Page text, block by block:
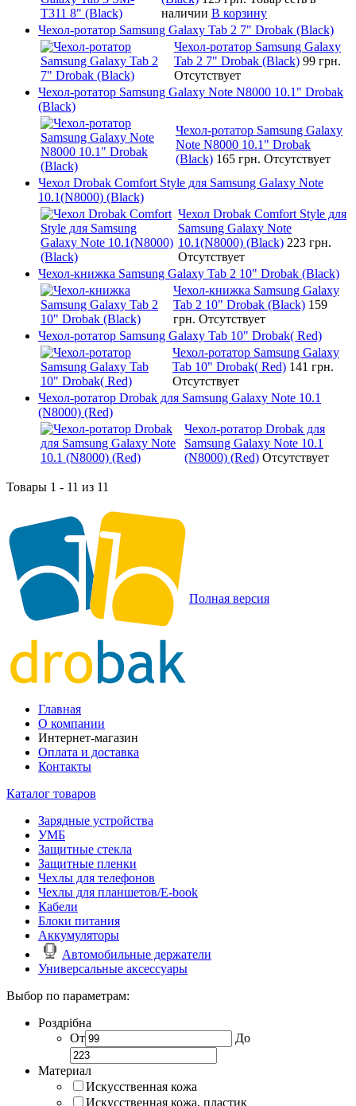
наличии В корзину
Чехол-ротатор Samsung Galaxy Tab 2 7" Drobak (Black)
Чехол-ротатор Samsung Galaxy
Tab 2 7" Drobak (Black) 99 грн.
Отсутствует
Чехол-ротатор Samsung Galaxy Note N8000 10.1" Drobak
(Black)
Чехол-ротатор Samsung Galaxy
Note N8000 10.1" Drobak
(Black) 165 грн. Отсутствует
Чехол Drobak Comfort Style для Samsung Galaxy Note
10.1(N8000) (Black)
Чехол Drobak Comfort Style для
Samsung Galaxy Note
10.1(N8000) (Black) 223 грн.
Отсутствует
Чехол-книжка Samsung Galaxy Tab 2 10" Drobak (Black)
Чехол-книжка Samsung Galaxy
Tab 2 10" Drobak (Black) 159
грн. Отсутствует
Чехол-ротатор Samsung Galaxy Tab 10" Drobak( Red)
Чехол-ротатор Samsung Galaxy
Tab 10" Drobak( Red) 141 грн.
Отсутствует
Чехол-ротатор Drobak для Samsung Galaxy Note 10.1
(N8000) (Red)
Чехол-ротатор Drobak для
Samsung Galaxy Note 10.1
(N8000) (Red) Отсутствует
Товары 1 - 11 из 11
Полная версия
Главная
О компании
Интернет-магазин
Оплата и доставка
Контакты
Каталог товаров
Зарядные устройства
УМБ
Защитные стекла
Защитные пленки
Чехлы для телефонов
Чехлы для планшетов/E-book
Кабели
Блоки питания
Аккумуляторы
Автомобильные держатели
Универсальные аксессуары
Выбор по параметрам:
Роздрібна
От
До
Материал
Искусственная кожа
Искусственная кожа, пластик